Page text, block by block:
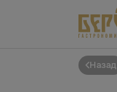
Назад